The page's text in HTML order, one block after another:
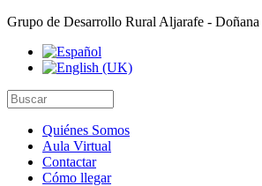
Grupo de Desarrollo Rural Aljarafe - Doñana
Quiénes Somos
Aula Virtual
Contactar
Cómo llegar